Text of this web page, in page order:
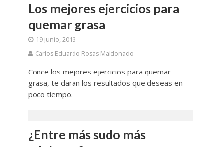
Los mejores ejercicios para
quemar grasa
19 junio, 2013
Carlos Eduardo Rosas Maldonado
Conce los mejores ejercicios para quemar
grasa, te daran los resultados que deseas en
poco tiempo.
¿Entre más sudo más